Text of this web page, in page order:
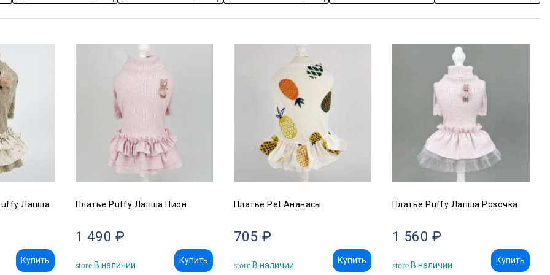
Лапша
Купить
Платье Puffy Лапша Пион
1 490 ₽
store В наличии Купить
Платье Pet Ананасы
705 ₽
store В наличии Купить
Платье Puffy Лапша Розочка
1 560 ₽
store В наличии Купить